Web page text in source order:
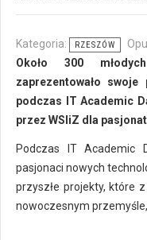
Kategoria: RZESZÓW
Około 300
zaprezentowało
podczas IT Academic
przez WSIiZ dla
Podczas IT Academic
pasjonaci nowych
przyszłe projekty, które
nowoczesnym przemyśle,